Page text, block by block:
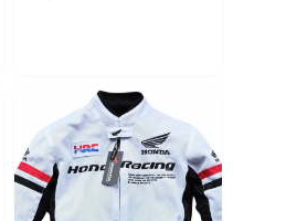
odabrati
stranici
proizvoda